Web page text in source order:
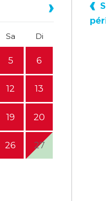
Sa Di
5 6
12 13
19 20
26 27